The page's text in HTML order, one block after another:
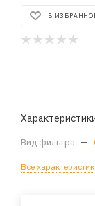
В
Вид фильтра —
Все